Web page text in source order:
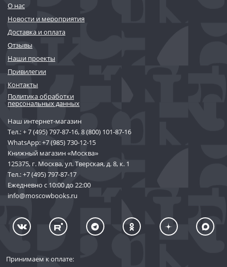
О нас
Новости и мероприятия
Доставка и оплата
Отзывы
Наши проекты
Привилегии
Контакты
Политика обработки
персональных данных
Наш интернет-магазин
Тел.:+ 7 (495) 797-87-16,8 (800) 101-87-16
WhatsApp:+7 (985) 730-12-15
Книжный магазин «Москва»
125375, г. Москва, ул. Тверская, д. 8, к. 1
Тел.:+7 (495) 797-87-17
Ежедневно с 10:00 до 22:00
info@moscowbooks.ru
Принимаем к оплате: